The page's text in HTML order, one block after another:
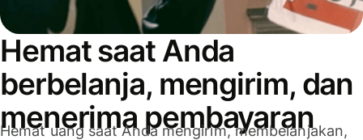
Hemat saat Anda
berbelanja, mengirim, dan
menerima pembayaran
Hemat uang saat Anda mengirim, membelanjakan,